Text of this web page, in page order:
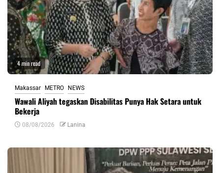
4 min read
Makassar METRO NEWS
Wawali Aliyah tegaskan Disabilitas Punya Hak Setara untuk
Bekerja
08/08/2026 Lanina